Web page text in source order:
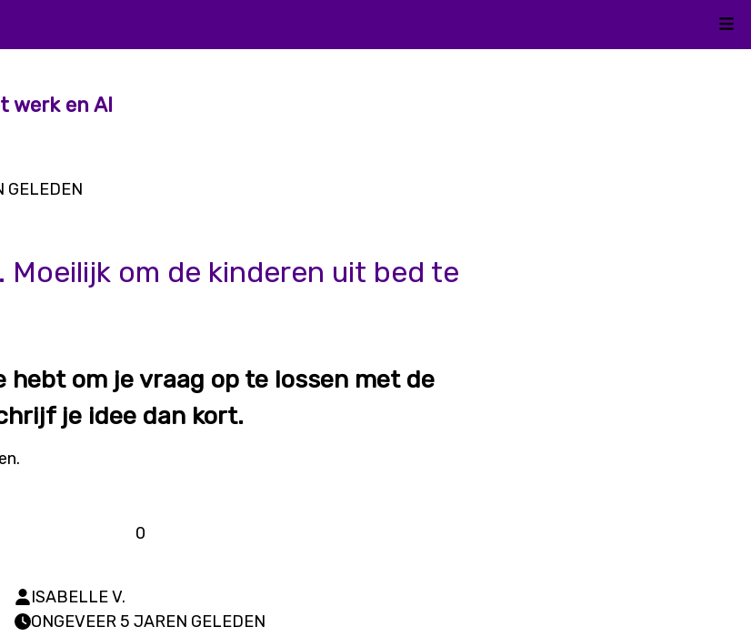
werk en AI
GELEDEN
Moeilijk om de kinderen uit bed te
hebt om je vraag op te lossen met de
je idee dan kort.
0
ISABELLE V.
ONGEVEER 5 JAREN GELEDEN